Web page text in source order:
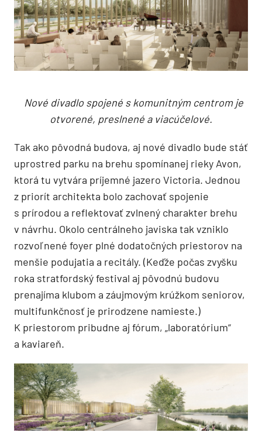
Nové divadlo spojené s komunitným centrom je
otvorené, preslnené a viacúčelové.
Tak ako pôvodná budova, aj nové divadlo bude stáť
uprostred parku na brehu spomínanej rieky Avon,
ktorá tu vytvára príjemné jazero Victoria. Jednou
z priorít architekta bolo zachovať spojenie
s prírodou a reflektovať zvlnený charakter brehu
v návrhu. Okolo centrálneho javiska tak vzniklo
rozvoľnené foyer plné dodatočných priestorov na
menšie podujatia a recitály. (Keďže počas zvyšku
roka stratfordský festival aj pôvodnú budovu
prenajíma klubom a záujmovým krúžkom seniorov,
multifunkčnosť je prirodzene namieste.)
K priestorom pribudne aj fórum, „laboratórium“
a kaviareň.